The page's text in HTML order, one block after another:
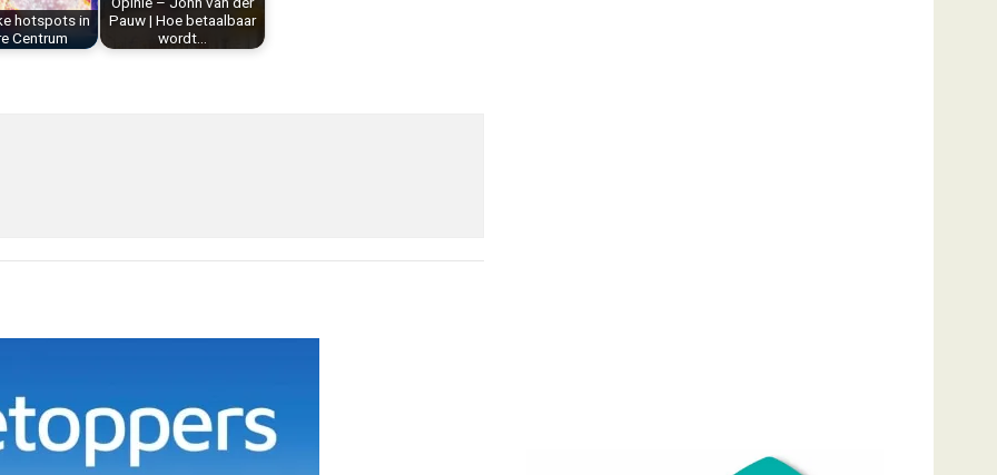
hotspots in
Centrum
Pauw | Hoe betaalbaar
wordt…